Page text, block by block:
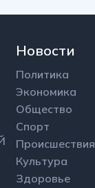
Новости
Политика
Экономика
Общество
Спорт
Происшествия
Культура
Здоровье